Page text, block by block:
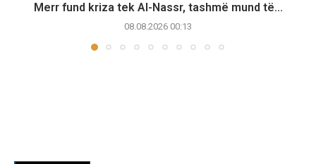
Merr fund kriza tek Al-Nassr, tashmë mund të...
08.08.2026 00:13